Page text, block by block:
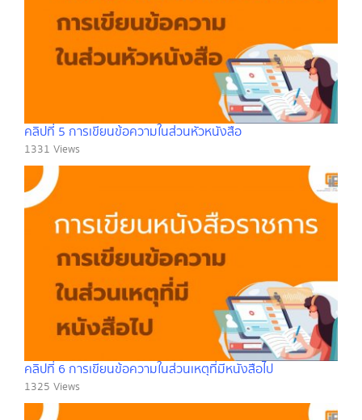
คลิปที่ 5 การเขียนข้อความในส่วนหัวหนังสือ
1331 Views
คลิปที่ 6 การเขียนข้อความในส่วนเหตุที่มีหนังสือไป
1325 Views